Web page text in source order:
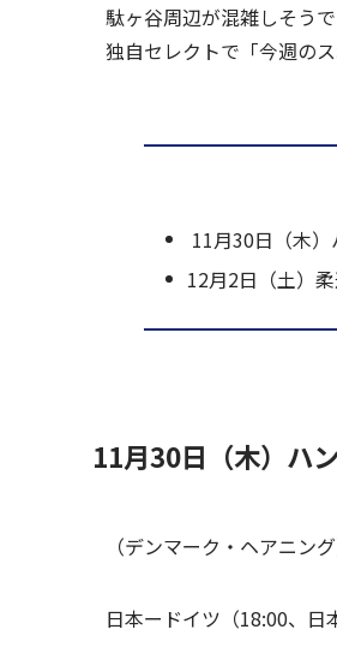
駄ヶ谷周辺が混雑しそう
独自セレクトで「今週の
11月30日（木
12月2日（土）
11月30日（木）ハ
（デンマーク・ヘアニング
日本ードイツ（18:00、日